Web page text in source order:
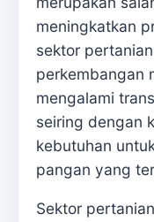
meningkatkan
sektor
perkembangan
mengalami
seiring dengan
kebutuhan
pangan yang
Sektor